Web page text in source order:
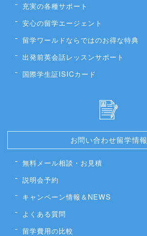
充実の各種サポート
安心の留学エージェント
留学ワールドならではのお得な特典
出発前英会話レッスンサポート
国際学生証ISICカード
お問い合わせ留学情報
無料メール相談・お見積
説明会予約
キャンペーン情報＆NEWS
よくある質問
留学費用の比較